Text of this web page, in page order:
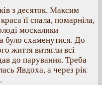
з десяток. Максим
її спала, помарніла,
москалики
було схаменутися. До
життя витягли всі
до парування. Треба
Явдоха, а через рік